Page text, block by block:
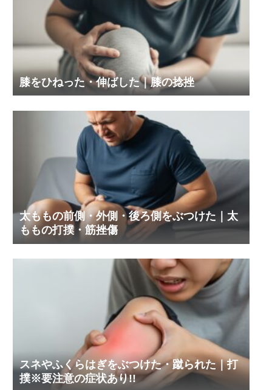
膝をひねった・伸ばした｜膝の捻挫
太ももの前側・外側・後ろ側をぶつけた｜太
ももの打撲・筋挫傷
スネやふくらはぎをぶつけた・蹴られた｜打
撲※要注意の症状あり!!